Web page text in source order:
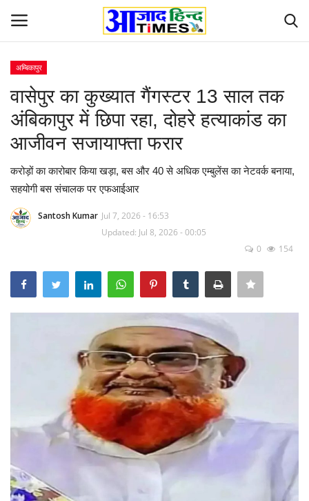
Home
Contact
देश-विदेश
दुनिया
करियर
राशिफल
अम्बिकापुर
वासेपुर का कुख्यात गैंगस्टर 13 साल तक
अंबिकापुर में छिपा रहा, दोहरे हत्याकांड का
आजीवन सजायाफ्ता फरार
करोड़ों का कारोबार किया खड़ा, बस और 40 से अधिक एम्बुलेंस का नेटवर्क बनाया,
सहयोगी बस संचालक पर एफआईआर
Santosh Kumar Jul 7, 2026 - 16:53
Updated: Jul 8, 2026 - 00:05
0
154